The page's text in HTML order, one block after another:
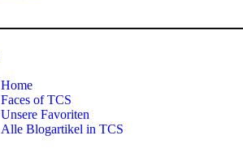
Home
Faces of TCS
Unsere Favoriten
Alle Blogartikel in TCS